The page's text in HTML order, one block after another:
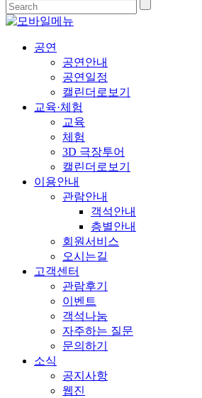
공연
공연안내
공연일정
캘린더로보기
교육·체험
교육
체험
3D 극장투어
캘린더로보기
이용안내
관람안내
객석안내
층별안내
회원서비스
오시는길
고객센터
관람후기
이벤트
객석나눔
자주하는 질문
문의하기
소식
공지사항
웹진